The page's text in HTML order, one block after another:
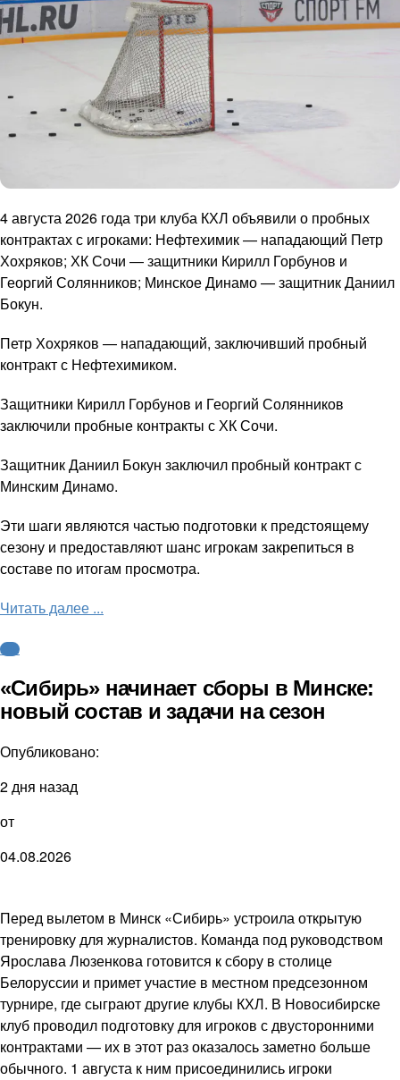
4 августа 2026 года три клуба КХЛ объявили о пробных
контрактах с игроками: Нефтехимик — нападающий Петр
Хохряков; ХК Сочи — защитники Кирилл Горбунов и
Георгий Солянников; Минское Динамо — защитник Даниил
Бокун.
Петр Хохряков — нападающий, заключивший пробный
контракт с Нефтехимиком.
Защитники Кирилл Горбунов и Георгий Солянников
заключили пробные контракты с ХК Сочи.
Защитник Даниил Бокун заключил пробный контракт с
Минским Динамо.
Эти шаги являются частью подготовки к предстоящему
сезону и предоставляют шанс игрокам закрепиться в
составе по итогам просмотра.
Читать далее ...
КХЛ
«Сибирь» начинает сборы в Минске:
новый состав и задачи на сезон
Опубликовано:
2 дня назад
от
04.08.2026
Перед вылетом в Минск «Сибирь» устроила открытую
тренировку для журналистов. Команда под руководством
Ярослава Люзенкова готовится к сбору в столице
Белоруссии и примет участие в местном предсезонном
турнире, где сыграют другие клубы КХЛ. В Новосибирске
клуб проводил подготовку для игроков с двусторонними
контрактами — их в этот раз оказалось заметно больше
обычного. 1 августа к ним присоединились игроки